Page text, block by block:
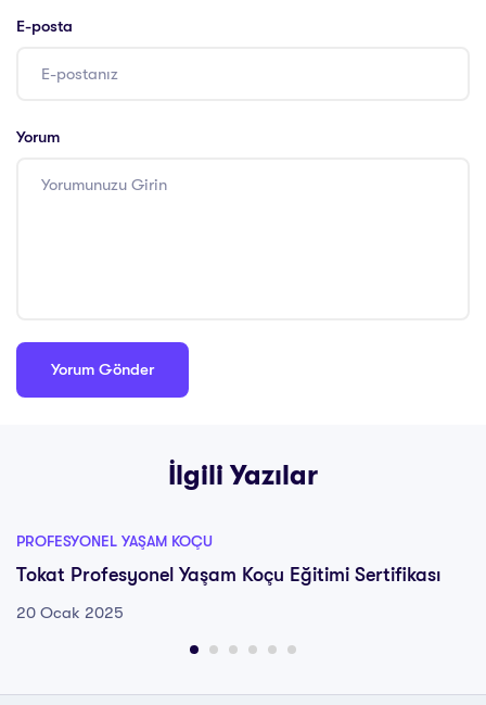
E-posta
Yorum
İlgili Yazılar
PROFESYONEL YAŞAM KOÇU
Tokat Profesyonel Yaşam Koçu Eğitimi Sertifikası
20 Ocak 2025